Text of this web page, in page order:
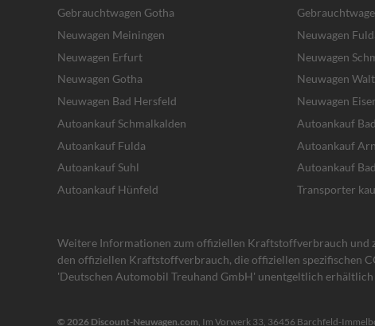
Gebrauchtwagen Gotha
Neuwagen Meiningen
Neuwagen
Neuwagen Erfurt
Neuwagen
Neuwagen Gotha
Neuwagen
Neuwagen Bad Hersfeld
Neuwagen
Autoankauf Schmalkalden
Autoankauf
Autoankauf Fulda
Autoankauf
Autoankauf Suhl
Autoankauf
Autoankauf Hünfeld
Transporter
Weitere Informationen zum offiziellen Kraftstoffverbrauch und
den offiziellen Kraftstoffverbrauch, die offiziellen spezifischen
'Deutschen Automobil Treuhand GmbH' unentgeltlich
© 2026 Discount-Neuwagen.com, Im Vorwerk 33, 36456 Barchfeld-